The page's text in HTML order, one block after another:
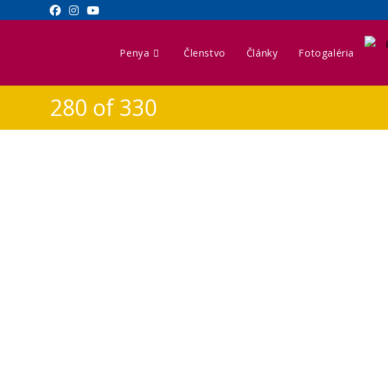
Penya Členstvo Články Fotogaléria
280 of 330